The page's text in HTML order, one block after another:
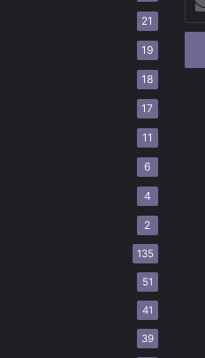
21
19
18
17
11
6
4
2
135
51
41
39
tu